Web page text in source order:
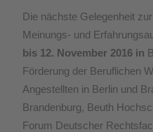
Die nächste Gelegenheit
Meinungs- und
bis 12. November 2016 in
Förderung der Beruflichen
Angestellten in Berlin und
Brandenburg, Beuth
Forum Deutscher